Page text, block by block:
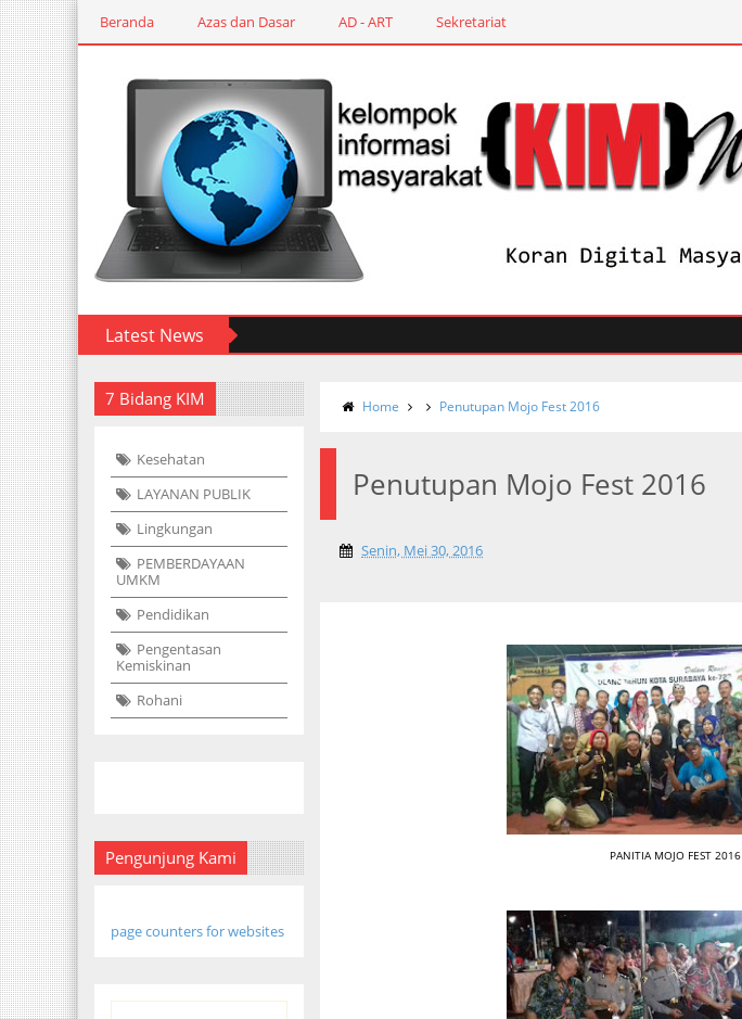
Beranda Azas dan Dasar AD - ART Sekretariat
Latest News
7 Bidang KIM
Kesehatan
LAYANAN PUBLIK
Lingkungan
PEMBERDAYAAN
UMKM
Pendidikan
Pengentasan
Kemiskinan
Rohani
Pengunjung Kami
page counters for websites
Home Penutupan Mojo Fest 2016
Penutupan Mojo Fest 2016
Senin, Mei 30, 2016
PANITIA MOJO FEST 2016